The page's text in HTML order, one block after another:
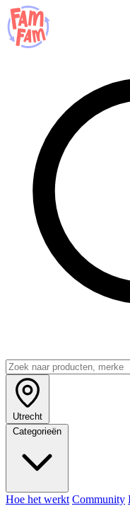
Utrecht
Categorieën
Hoe het werkt Community